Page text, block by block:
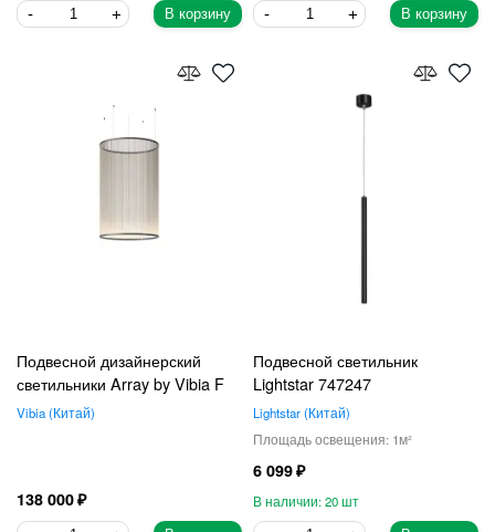
В корзину В корзину
Подвесной дизайнерский
светильники Array by Vibia F
Vibia Китай
138 000
Подвесной светильник
Lightstar 747247
Lightstar Китай
1
6 099
20